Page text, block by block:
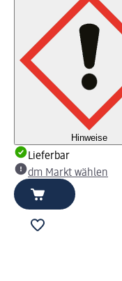
Hinweise
Lieferbar
dm Markt wählen